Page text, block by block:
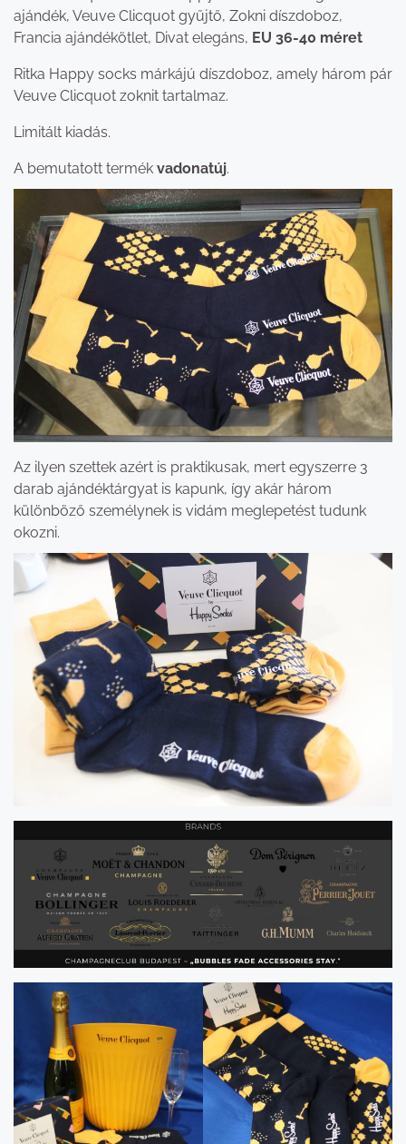
ajándék, Veuve Clicquot gyűjtő, Zokni díszdoboz,
Francia ajándékötlet, Divat elegáns, EU 36-40 méret
Ritka Happy socks márkájú díszdoboz, amely három pár
Veuve Clicquot zoknit tartalmaz.
Limitált kiadás.
A bemutatott termék vadonatúj.
Az ilyen szettek azért is praktikusak, mert egyszerre 3
darab ajándéktárgyat is kapunk, így akár három
különböző személynek is vidám meglepetést tudunk
okozni.